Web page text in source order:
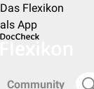
Das Flexikon
als App
Community